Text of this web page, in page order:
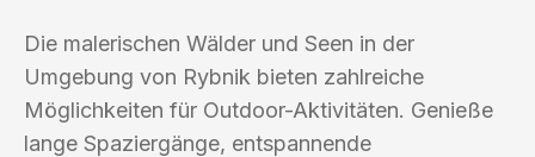
Die malerischen Wälder und Seen in der
Umgebung von Rybnik bieten zahlreiche
Möglichkeiten für Outdoor-Aktivitäten. Genieße
lange Spaziergänge, entspannende